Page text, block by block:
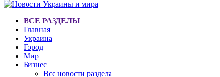
ВСЕ РАЗДЕЛЫ
Главная
Украина
Город
Мир
Бизнес
Все новости раздела